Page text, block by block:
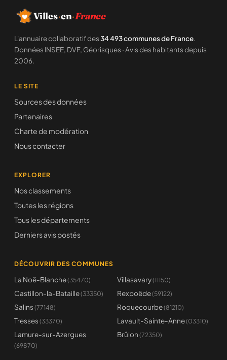
Villes·en·France
L'annuaire collaboratif des34 493 communes de France.
Données INSEE, DVF, Géorisques · Avis des habitants depuis
2006.
LE SITE
Sources des données
Partenaires
Charte de modération
Nous contacter
EXPLORER
Nos classements
Toutes les régions
Tous les départements
Derniers avis postés
DÉCOUVRIR DES COMMUNES
La Noë-Blanche(35470) Villasavary(11150)
Castillon-la-Bataille(33350) Rexpoëde(59122)
Salins (77148) Roquecourbe(81210)
Tresses (33370) Lavault-Sainte-Anne(03310)
Lamure-sur-Azergues
(69870)
Brûlon (72350)